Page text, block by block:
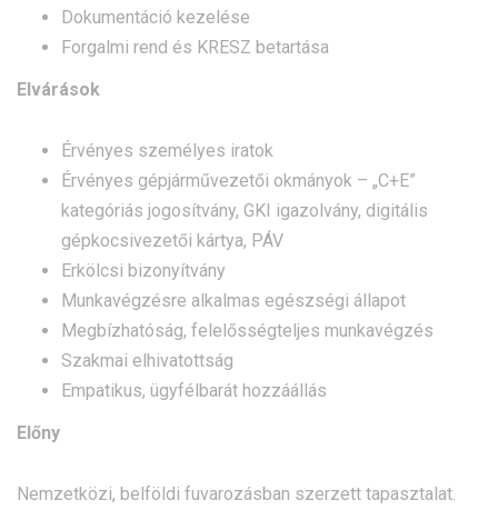
Dokumentáció kezelése
Forgalmi rend és KRESZ betartása
Elvárások
Érvényes személyes iratok
Érvényes gépjárművezetői okmányok – „C+E”
kategóriás jogosítvány, GKI igazolvány, digitális
gépkocsivezetői kártya, PÁV
Erkölcsi bizonyítvány
Munkavégzésre alkalmas egészségi állapot
Megbízhatóság, felelősségteljes munkavégzés
Szakmai elhivatottság
Empatikus, ügyfélbarát hozzáállás
Előny
Nemzetközi, belföldi fuvarozásban szerzett tapasztalat.